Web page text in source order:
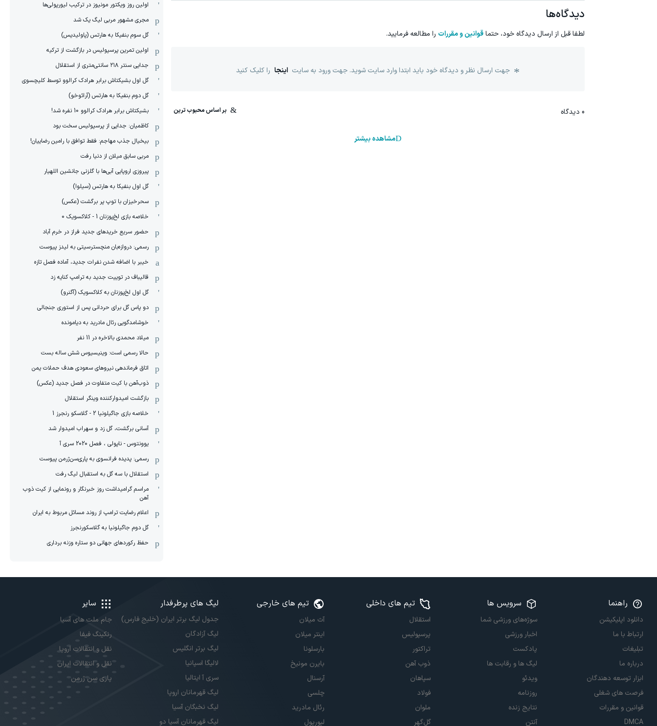
دیدگاه‌ها
لطفا قبل از ارسال دیدگاه خود، حتماقوانین و مقررات را مطالعه فرمایید.
جهت ارسال نظر و دیدگاه خود باید ابتدا وارد سایت شوید. جهت ورود به سایت اینجا را کلیک کنید
0 دیدگاه
مشاهده بیشتر
اولین روز ویکتور مونیوز در ترکیب لیورپولی‌ها
مجری مشهور مربی لیگ یک شد
گل سوم بنفیکا به هارتس (پاولیدیس)
اولین تمرین پرسپولیس در بازگشت از ترکیه
جدایی سنتر ۲۱۸ سانتی‌متری از استقلال
گل اول بشیکتاش برابر هرادک کرالوو توسط کلیچسوی
گل دوم بنفیکا به هارتس (آرائوخو)
بشیکتاش برابر هرادک کرالوو 10 نفره شد!
کاظمیان: جدایی از پرسپولیس سخت بود
بیخیال جذب مهاجم: فقط توافق با رامین رضاییان!
مربی سابق میلان از دنیا رفت
پیروزی اروپایی آبی‌ها با گلزنی جانشین اللهیار
گل اول بنفیکا به هارتس (سیلوا)
سحرخیزان با توپ پر برگشت (عکس)
خلاصه بازی لخ‌پوزنان 1 - کلاکسویک 0
حضور سریع خریدهای جدید فراز در خرم آباد
رسمی: دروازه‌بان منچسترسیتی به لیدز پیوست
خیبر با اضافه شدن نفرات جدید، آماده فصل تازه
قالیباف در توییت جدید به ترامپ کنایه زد
گل اول لخ‌پوزنان به کلاکسویک (آگنرو)
دو پاس گل برای حردانی پس از استوری جنجالی
خوشامدگویی رئال مادرید به دیامونده
میلاد محمدی بالاخره در 11 نفر
حالا رسمی است: وینیسیوس شش ساله بست
اتاق فرماندهی نیروهای سعودی هدف حملات یمن
ذوب‌آهن با کیت متفاوت در فصل جدید (عکس)
بازگشت امیدوارکننده وینگر استقلال
خلاصه بازی جاگیلونیا 2 - گلاسکو رنجرز 1
آسانی برگشت، گل زد و سهراب امیدوار شد
یوونتوس - ناپولی ، فصل 2020 سری آ
رسمی: پدیده فرانسوی به پاری‌سن‌ژرمن پیوست
استقلال با سه گل به استقبال لیگ رفت
مراسم گرامیداشت روز خبرنگار و رونمایی از کیت ذوب
آهن
اعلام رضایت ترامپ از روند مسائل مربوط به ایران
گل دوم جاگیلونیا به گلاسکورنجرز
حفظ رکوردهای جهانی دو ستاره وزنه برداری
راهنما
دانلود اپلیکیشن
ارتباط با ما
تبلیغات
درباره ما
ابزار توسعه دهندگان
فرصت های شغلی
قوانین و مقررات
DMCA
سرویس ها
سوژه‌های ورزشی شما
اخبار ورزشی
پادکست
لیگ ها و رقابت ها
ویدئو
روزنامه
نتایج زنده
آنتن
تیم های داخلی
استقلال
پرسپولیس
تراکتور
ذوب آهن
سپاهان
فولاد
ملوان
گل‌گهر
تیم های خارجی
آث میلان
اینتر میلان
بارسلونا
بایرن مونیخ
آرسنال
چلسی
رئال مادرید
لیورپول
لیگ های پرطرفدار
جدول لیگ برتر ایران (خلیج فارس)
لیگ آزادگان
لیگ برتر انگلیس
لالیگا اسپانیا
سری آ ایتالیا
لیگ قهرمانان اروپا
لیگ نخبگان آسیا
لیگ قهرمانان آسیا دو
سایر
جام ملت های آسیا
رنکینگ فیفا
نقل و انتقالات اروپا
نقل و انتقالات ایران
پاری سن ژرمن